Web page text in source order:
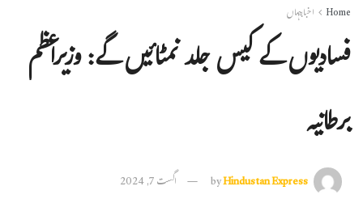
Home اخبارجہاں
فسادیوں کے کیس جلد نمٹائیں گے: وزیراعظم
برطانیہ
byHindustan Express اگست 7, 2024